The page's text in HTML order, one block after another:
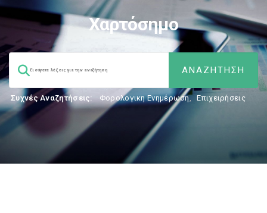
Χαρτόσημο
Συχνές Αναζητήσεις: Φορολογικη Ενημέρωση, Επιχειρήσεις